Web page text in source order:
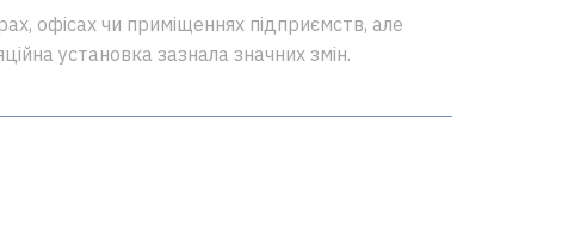
офісах чи приміщеннях підприємств, але
установка зазнала значних змін.